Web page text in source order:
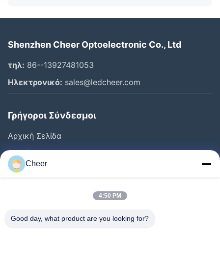
Shenzhen Cheer Optoelectronic Co., Ltd
τηλ: 86--13927481053
Ηλεκτρονικό: sales@ledcheer.com
Γρήγοροι Σύνδεσμοι
Αρχική Σελίδα
Προϊόντα
Σχετικά Με Εμάς
Επαφή
Cheer
4:50 PM
Good day, what product are you looking for?